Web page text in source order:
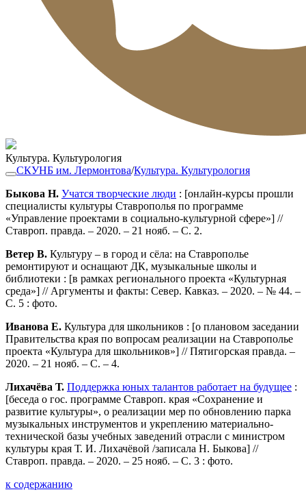
Культура. Культурология
СКУНБ им. Лермонтова/Культура. Культурология
Быкова Н. Учатся творческие люди : [онлайн-курсы прошли
специалисты культуры Ставрополья по программе
«Управление проектами в социально-культурной сфере»] //
Ставроп. правда. – 2020. – 21 нояб. – С. 2.
Ветер В. Культуру – в город и сёла: на Ставрополье
ремонтируют и оснащают ДК, музыкальные школы и
библиотеки : [в рамках регионального проекта «Культурная
среда»] // Аргументы и факты: Север. Кавказ. – 2020. – № 44. –
С. 5 : фото.
Иванова Е. Культура для школьников : [о плановом заседании
Правительства края по вопросам реализации на Ставрополье
проекта «Культура для школьников»] // Пятигорская правда. –
2020. – 21 нояб. – С. – 4.
Лихачёва Т. Поддержка юных талантов работает на будущее :
[беседа о гос. программе Ставроп. края «Сохранение и
развитие культуры», о реализации мер по обновлению парка
музыкальных инструментов и укреплению материально-
технической базы учебных заведений отрасли с министром
культуры края Т. И. Лихачёвой /записала Н. Быкова] //
Ставроп. правда. – 2020. – 25 нояб. – С. 3 : фото.
к содержанию